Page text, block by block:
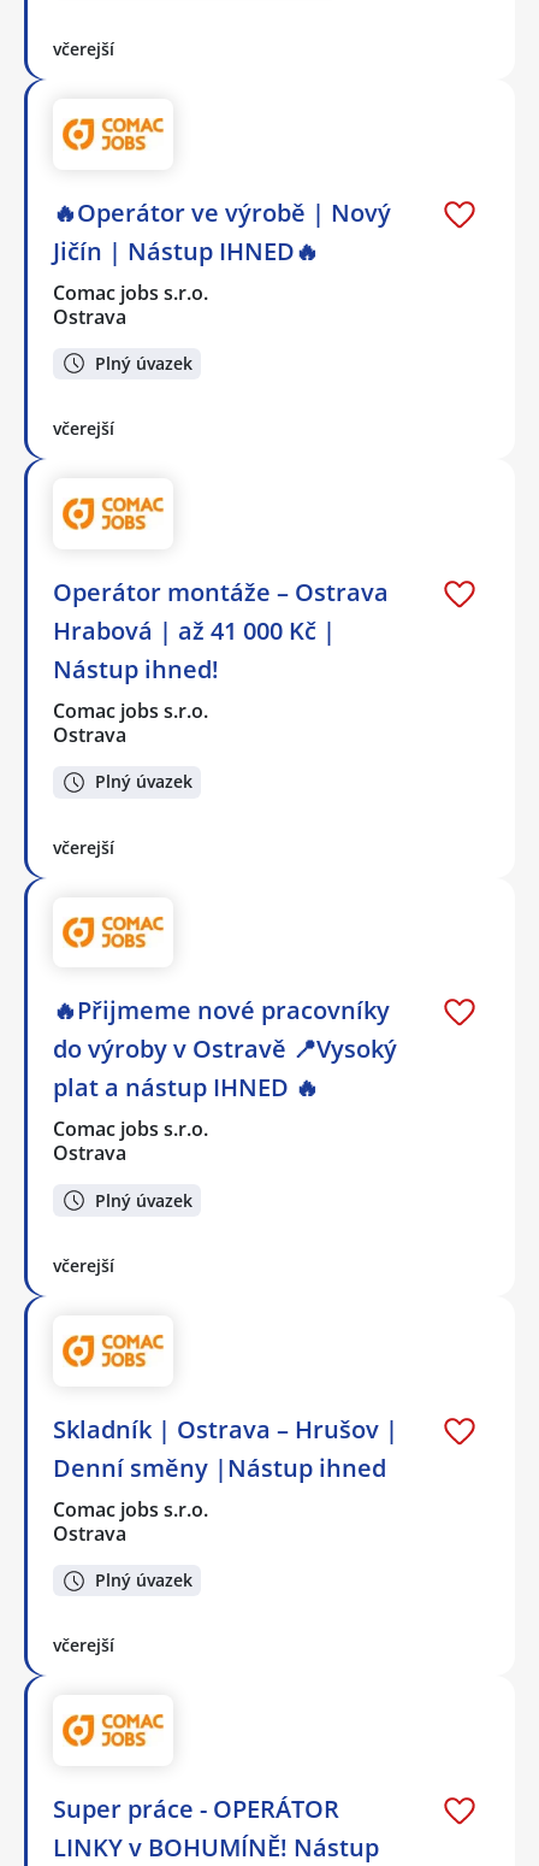
včerejší
🔥Operátor ve výrobě | Nový
Jičín | Nástup IHNED🔥
Comac jobs s.r.o.
Ostrava
Plný úvazek
včerejší
Operátor montáže – Ostrava
Hrabová | až 41 000 Kč |
Nástup ihned!
Comac jobs s.r.o.
Ostrava
Plný úvazek
včerejší
🔥Přijmeme nové pracovníky
do výroby v Ostravě 📍Vysoký
plat a nástup IHNED 🔥
Comac jobs s.r.o.
Ostrava
Plný úvazek
včerejší
Skladník | Ostrava – Hrušov |
Denní směny |Nástup ihned
Comac jobs s.r.o.
Ostrava
Plný úvazek
včerejší
Super práce - OPERÁTOR
LINKY v BOHUMÍNĚ! Nástup